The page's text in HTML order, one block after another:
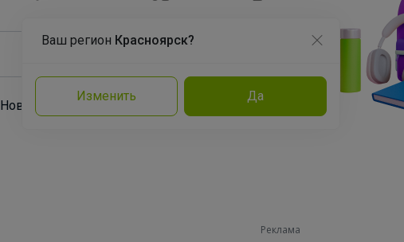
Ваш регион Красноярск?
Изменить Да
Новости Команда Эксперты
Реклама